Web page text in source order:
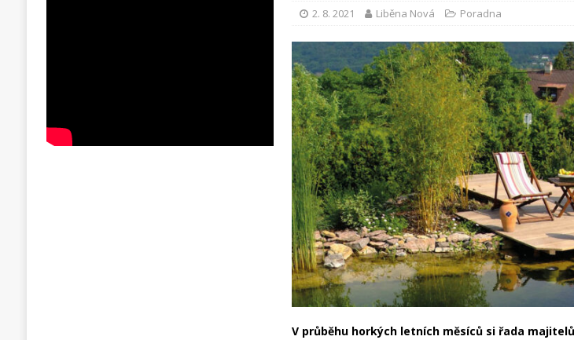
2. 8. 2021 Liběna Nová Poradna
V průběhu horkých letních měsíců si řada